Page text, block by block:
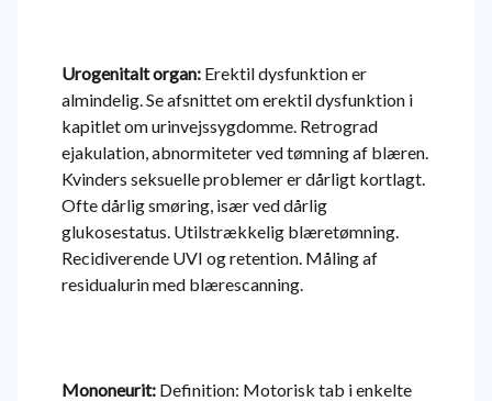
Urogenitalt organ: Erektil dysfunktion er
almindelig. Se afsnittet om erektil dysfunktion i
kapitlet om urinvejssygdomme. Retrograd
ejakulation, abnormiteter ved tømning af blæren.
Kvinders seksuelle problemer er dårligt kortlagt.
Ofte dårlig smøring, især ved dårlig
glukosestatus. Utilstrækkelig blæretømning.
Recidiverende UVI og retention. Måling af
residualurin med blærescanning.
Mononeurit: Definition: Motorisk tab i enkelte